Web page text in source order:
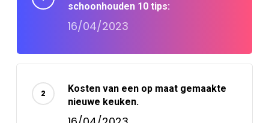
schoonhouden 10 tips:
16/04/2023
Kosten van een op maat gemaakte
nieuwe keuken.